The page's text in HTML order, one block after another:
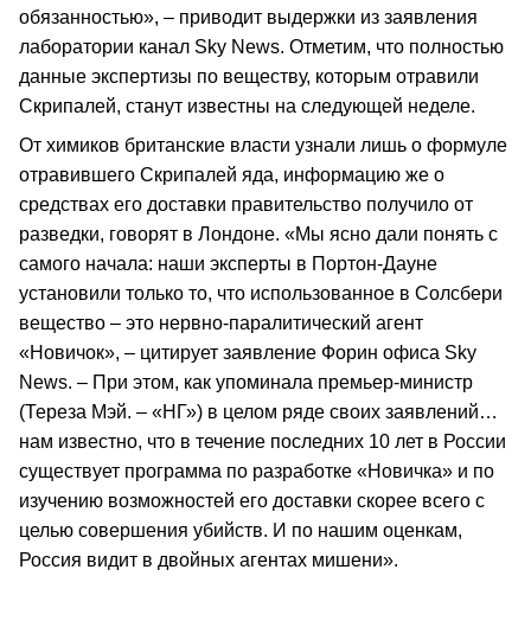
обязанностью», – приводит выдержки из заявления
лаборатории канал Sky News. Отметим, что полностью
данные экспертизы по веществу, которым отравили
Скрипалей, станут известны на следующей неделе.
От химиков британские власти узнали лишь о формуле
отравившего Скрипалей яда, информацию же о
средствах его доставки правительство получило от
разведки, говорят в Лондоне. «Мы ясно дали понять с
самого начала: наши эксперты в Портон-Дауне
установили только то, что использованное в Солсбери
вещество – это нервно-паралитический агент
«Новичок», – цитирует заявление Форин офиса Sky
News. – При этом, как упоминала премьер-министр
(Тереза Мэй. – «НГ») в целом ряде своих заявлений…
нам известно, что в течение последних 10 лет в России
существует программа по разработке «Новичка» и по
изучению возможностей его доставки скорее всего с
целью совершения убийств. И по нашим оценкам,
Россия видит в двойных агентах мишени».